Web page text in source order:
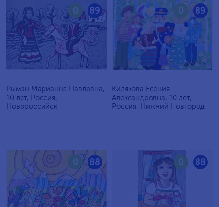
89
0
Рыман Марианна Павловна,
10 лет, Россия,
Новороссийск
89
0
Килякова Есения
Александровна, 10 лет,
Россия, Нижний Новгород
88
0 88
0